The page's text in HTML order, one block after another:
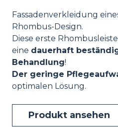
Fassadenverkleidung
Rhombus-Design.
Diese erste
eine dauerhaft
Behandlung!
Der geringe
optimalen Lösung.
Produkt ansehen